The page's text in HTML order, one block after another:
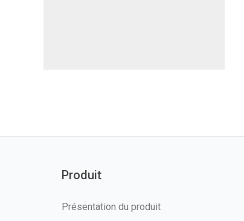
Produit
Présentation du produit